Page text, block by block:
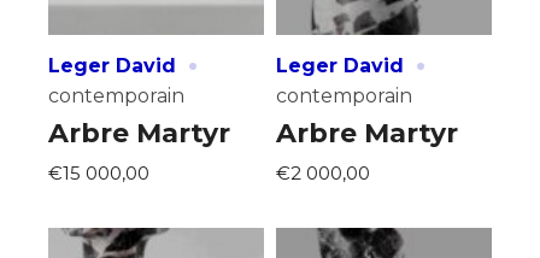
Leger David ·
contemporain
Arbre Martyr
€15 000,00
Leger David ·
contemporain
Arbre Martyr
€2 000,00